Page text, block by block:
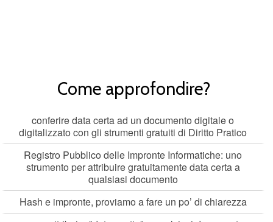
Come approfondire?
conferire data certa ad un documento digitale o
digitalizzato con gli strumenti gratuiti di Diritto Pratico
Registro Pubblico delle Impronte Informatiche: uno
strumento per attribuire gratuitamente data certa a
qualsiasi documento
Hash e impronte, proviamo a fare un po’ di chiarezza